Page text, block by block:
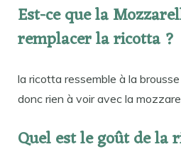
Est-ce que la
remplacer la ricotta ?
la ricotta ressemble à la brousse
donc rien à voir avec la
Quel est le goût de la